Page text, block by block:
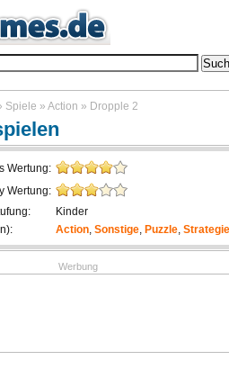
Spiele » Action » Dropple 2
Wertung:
Wertung:
Kinder
Action, Sonstige, Puzzle, Strategie
Werbung